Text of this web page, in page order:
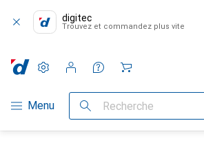
digitec
Trouvez et commandez plus vite
Navigation par catégorie
Menu Recherche
Paramètres
Compte client
Listes de comparaison
Listes d'envies
Panier